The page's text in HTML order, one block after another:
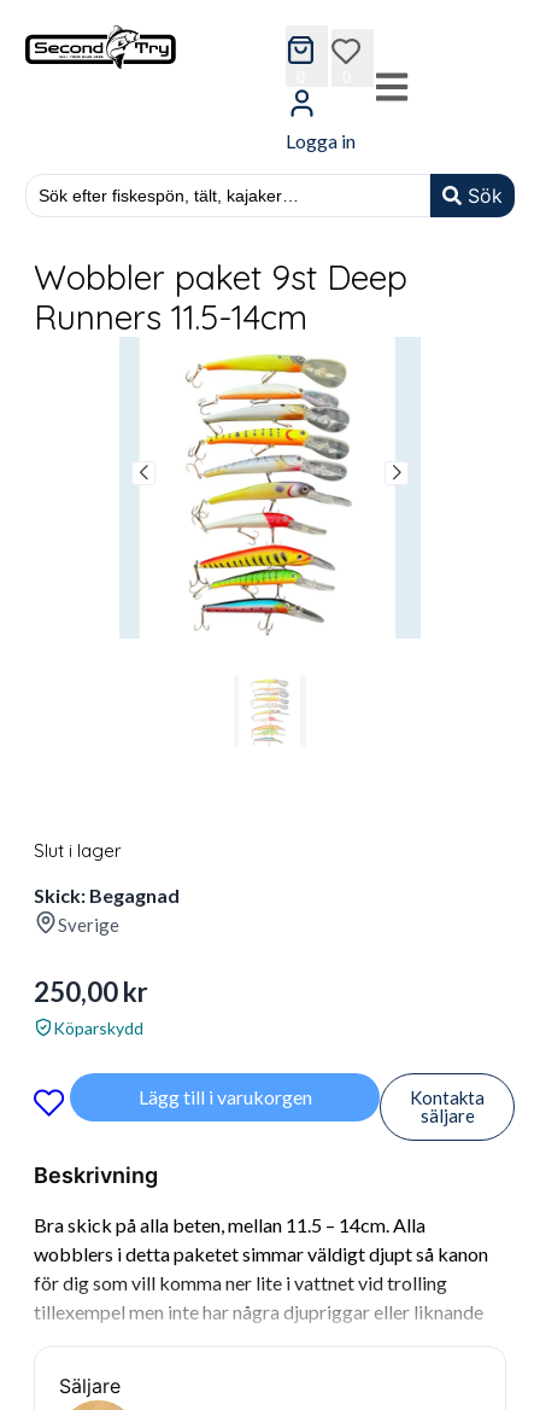
Sök
wishlist
Logga in
Wobbler paket 9st Deep
Runners 11.5-14cm
Slut i lager
Skick: Begagnad
Sverige
250,00kr
Köparskydd
Lägg till i varukorgen
Kontakta
säljare
Beskrivning
Bra skick på alla beten, mellan 11.5 – 14cm. Alla
wobblers i detta paketet simmar väldigt djupt så kanon
för dig som vill komma ner lite i vattnet vid trolling
tillexempel men inte har några djupriggar eller liknande
Säljare